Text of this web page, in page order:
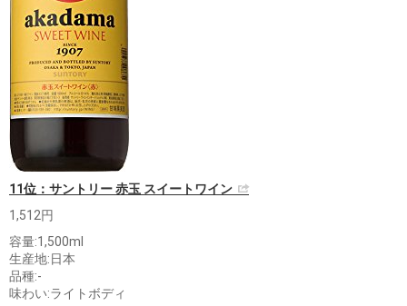
11位：サントリー 赤玉 スイートワイン
1,512円
容量:1,500ml
生産地:日本
品種:-
味わい:ライトボディ